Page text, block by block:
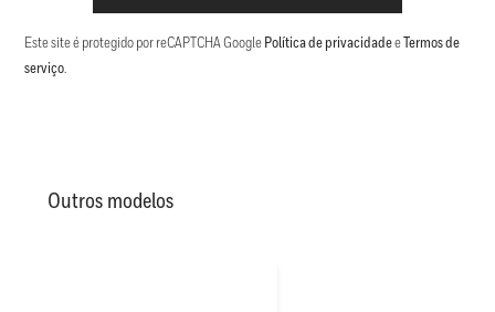
Este site é protegido por reCAPTCHA Google Política de privacidadee Termos de
serviço.
Outros modelos